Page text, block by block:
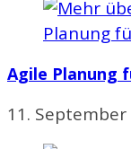
Agile Planung
11. September